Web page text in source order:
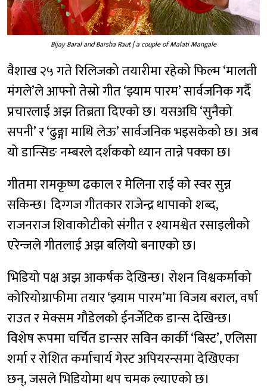
Bijay Baral and Barsha Raut | a couple of Malati Mangale
वैशाख २५ गते रिलिजको तयारीमा रहेको फिल्म ‘मालती
मंगले’ले आफ्नो तेस्रो गीत ‘झ्याम पारम’ सार्वजनिक गर्दै
प्रचारलाई अझ तिब्रता दिएको छ। यसअघि ‘सुनैको
सपनी’ र ‘ढुङ्गा माथि लेऊ’ सार्वजनिक भइसकेको छ। अब
यो डान्सिङ नम्बरले दर्शकको ध्यान तान्ने पक्का छ।
गीतमा रामकृष्ण ढकाल र मेलिना राई को स्वर सुन्न
सकिन्छ। दिग्गज गीतकार राजेन्द्र थापाको शब्द,
राजनराज शिवाकोटीको संगीत र श्यामश्वेत रसाइलीको
एरेन्जले गीतलाई अझ बलियो बनाएको छ।
भिडियो पक्ष अझ आकर्षक देखिन्छ। रोशन विश्वकर्माको
कोरियोग्राफीमा तयार ‘झ्याम पारम’मा विजय बराल, वर्षा
राउत र मेक्सम गौडेलको ईनर्जेटिक डान्स देखिन्छ।
विशेष रूपमा चर्चित डान्सर सविन कार्की ‘बिस्ट’, एलिसा
शर्मा र रोशित कर्माचार्य गेस्ट अपियरन्समा देखिएका
छन्, जसले भिडियोमा थप चमक ल्याएको छ।